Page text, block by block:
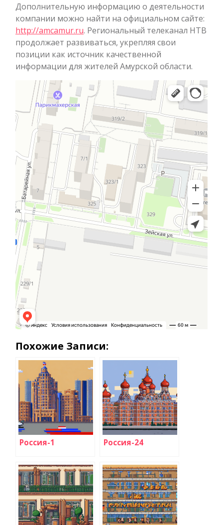
Дополнительную информацию о деятельности
компании можно найти на официальном сайте:
http://amcamur.ru. Региональный телеканал НТВ
продолжает развиваться, укрепляя свои
позиции как источник качественной
информации для жителей Амурской области.
Похожие Записи:
Россия-1 Россия-24